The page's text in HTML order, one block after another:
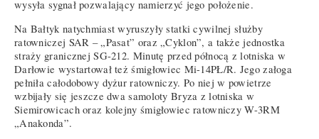
wysyła sygnał pozwalający namierzyć jego położenie.
Na Bałtyk natychmiast wyruszyły statki cywilnej służby
ratowniczej SAR – „Pasat” oraz „Cyklon”, a także jednostka
straży granicznej SG-212. Minutę przed północą z lotniska w
Darłowie wystartował też śmigłowiec Mi-14PŁ/R. Jego załoga
pełniła całodobowy dyżur ratowniczy. Po niej w powietrze
wzbijały się jeszcze dwa samoloty Bryza z lotniska w
Siemirowicach oraz kolejny śmigłowiec ratowniczy W-3RM
„Anakonda”.